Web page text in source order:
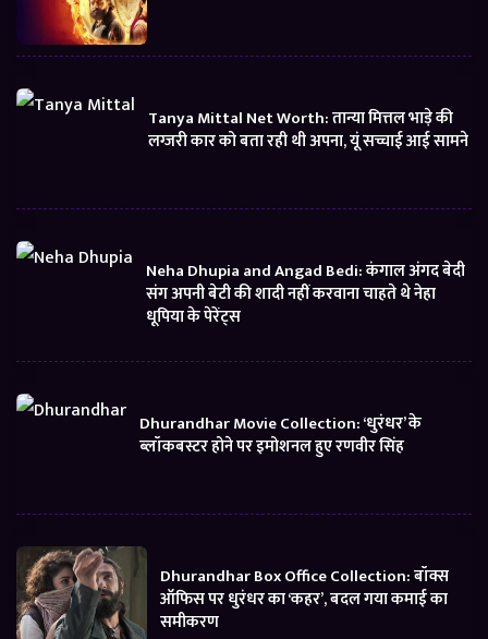
Tanya Mittal Net Worth: तान्या मित्तल भाड़े की
लग्जरी कार को बता रही थी अपना, यूं सच्चाई आई सामने
Neha Dhupia and Angad Bedi: कंगाल अंगद बेदी
संग अपनी बेटी की शादी नहीं करवाना चाहते थे नेहा
धूपिया के पेरेंट्स
Dhurandhar Movie Collection: ‘धुरंधर’ के
ब्लॉकबस्टर होने पर इमोशनल हुए रणवीर सिंह
Dhurandhar Box Office Collection: बॉक्स
ऑफिस पर धुरंधर का ‘कहर’, बदल गया कमाई का
समीकरण